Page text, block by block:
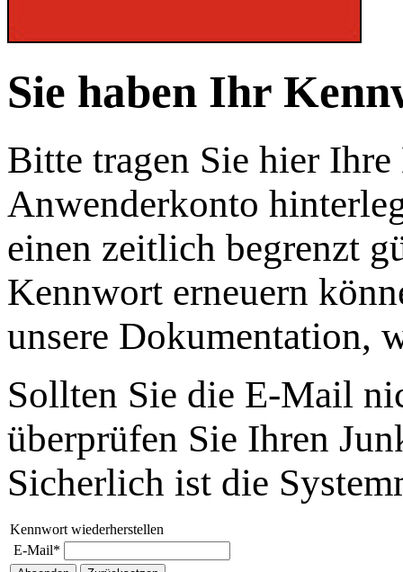
Sie haben Ihr
Bitte tragen Sie hier
Anwenderkonto
einen zeitlich begrenzt
Kennwort erneuern
unsere Dokumentation,
Sollten Sie die E-Mail
überprüfen Sie Ihren
Sicherlich ist die
Kennwort wiederherstellen
E-Mail*